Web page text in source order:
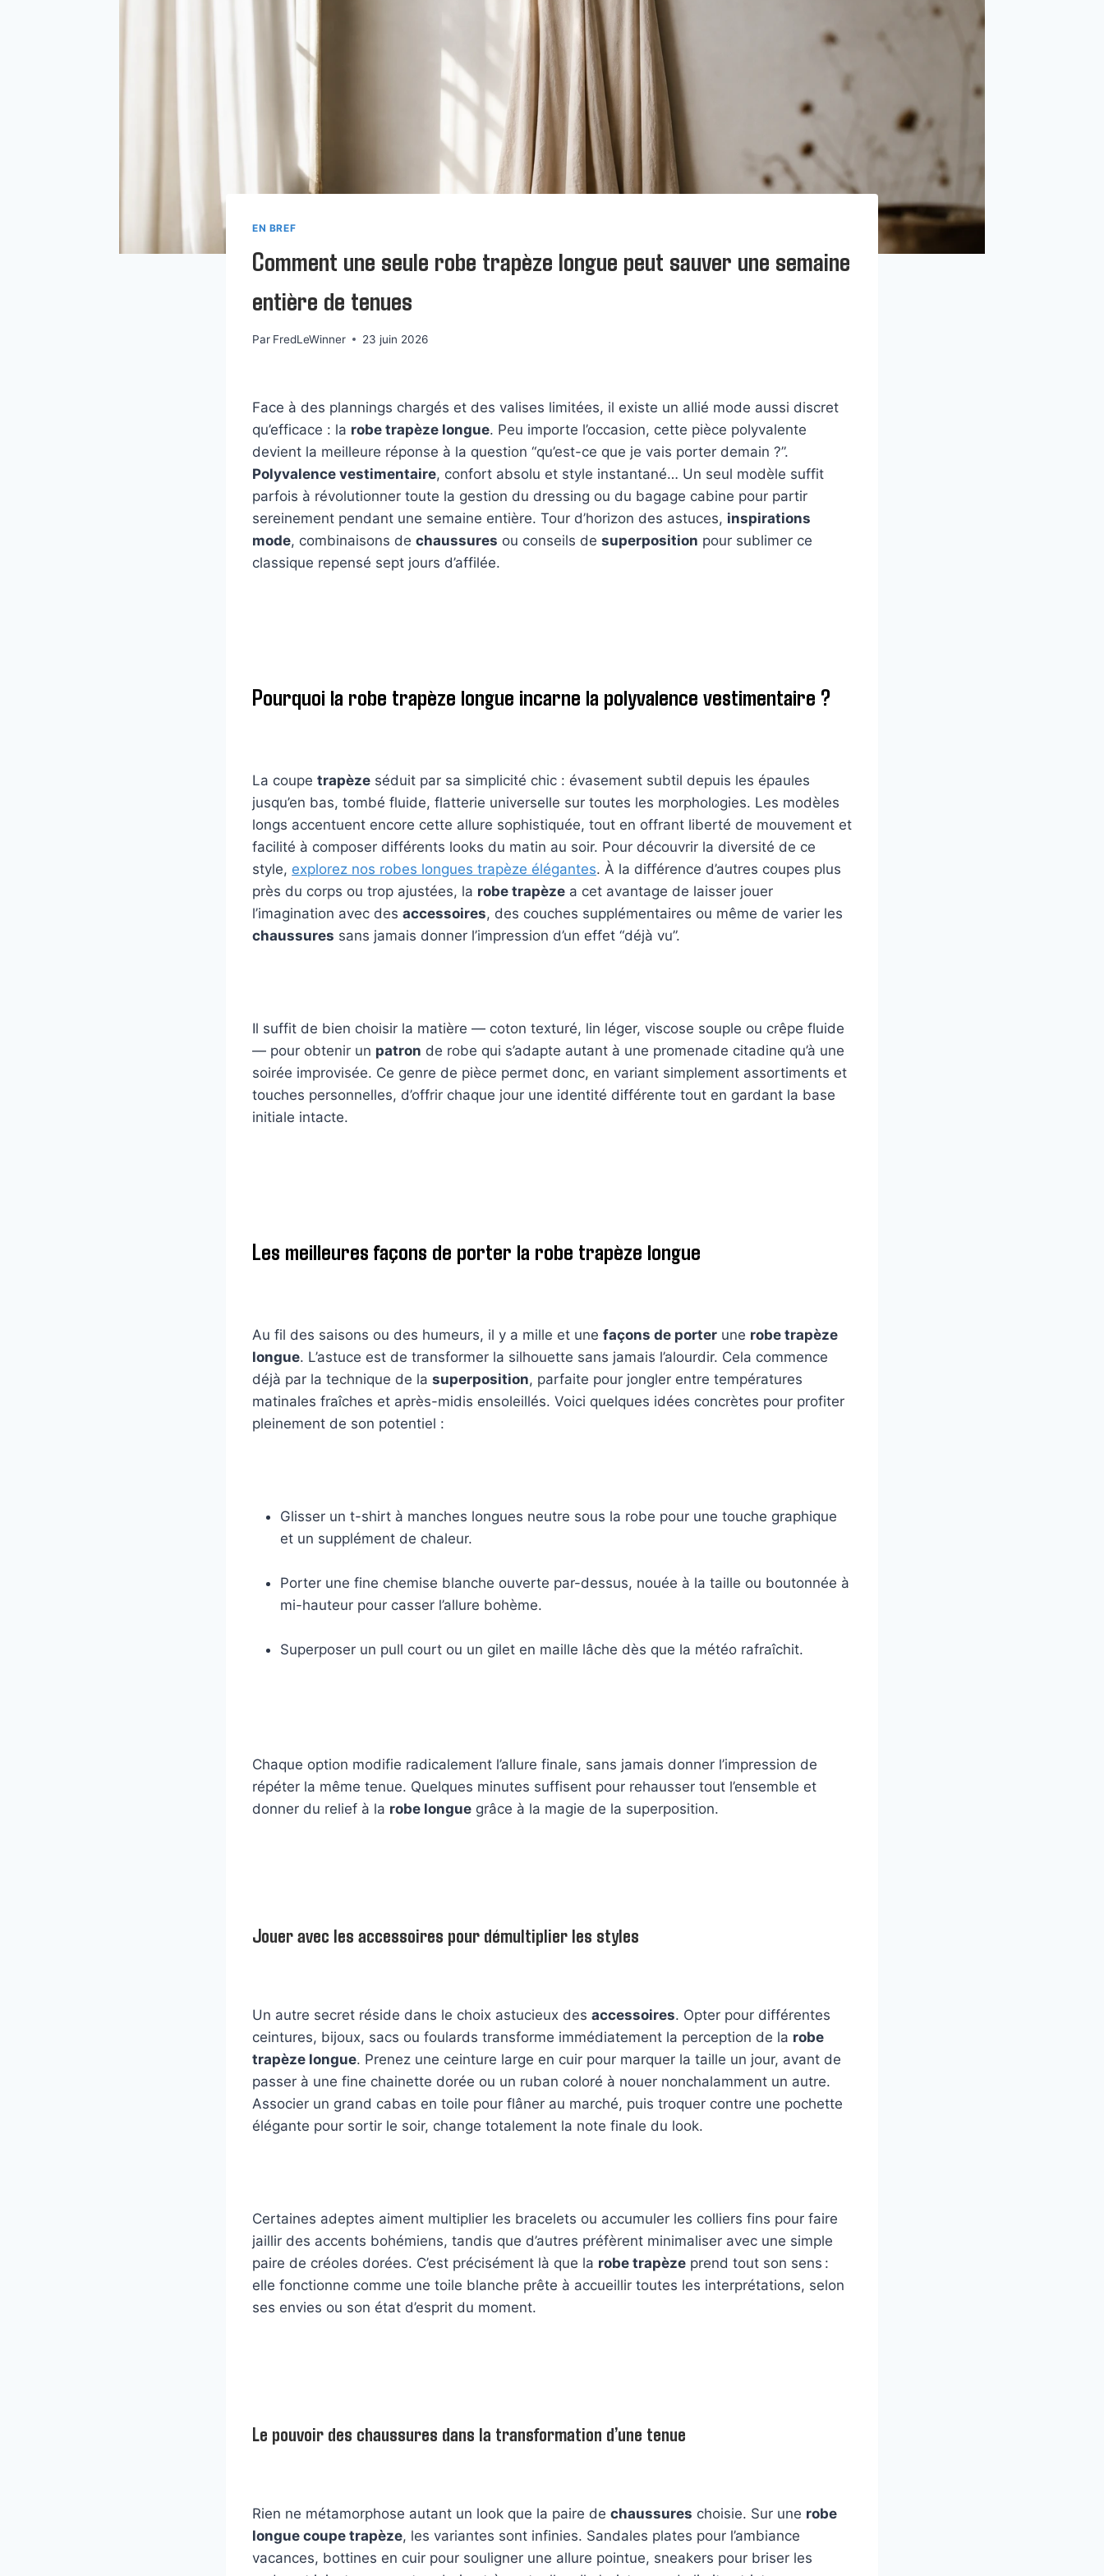
EN BREF
Comment une seule robe trapèze longue peut sauver une semaine
entière de tenues
Par FredLeWinner 23 juin 2026
Face à des plannings chargés et des valises limitées, il existe un allié mode aussi discret
qu’efficace : la robe trapèze longue. Peu importe l’occasion, cette pièce polyvalente
devient la meilleure réponse à la question “qu’est-ce que je vais porter demain ?”.
Polyvalence vestimentaire, confort absolu et style instantané… Un seul modèle suffit
parfois à révolutionner toute la gestion du dressing ou du bagage cabine pour partir
sereinement pendant une semaine entière. Tour d’horizon des astuces, inspirations
mode, combinaisons de chaussures ou conseils de superposition pour sublimer ce
classique repensé sept jours d’affilée.
Pourquoi la robe trapèze longue incarne la polyvalence vestimentaire ?
La coupe trapèze séduit par sa simplicité chic : évasement subtil depuis les épaules
jusqu’en bas, tombé fluide, flatterie universelle sur toutes les morphologies. Les modèles
longs accentuent encore cette allure sophistiquée, tout en offrant liberté de mouvement et
facilité à composer différents looks du matin au soir. Pour découvrir la diversité de ce
style, explorez nos robes longues trapèze élégantes. À la différence d’autres coupes plus
près du corps ou trop ajustées, la robe trapèze a cet avantage de laisser jouer
l’imagination avec des accessoires, des couches supplémentaires ou même de varier les
chaussures sans jamais donner l’impression d’un effet “déjà vu”.
Il suffit de bien choisir la matière — coton texturé, lin léger, viscose souple ou crêpe fluide
— pour obtenir un patron de robe qui s’adapte autant à une promenade citadine qu’à une
soirée improvisée. Ce genre de pièce permet donc, en variant simplement assortiments et
touches personnelles, d’offrir chaque jour une identité différente tout en gardant la base
initiale intacte.
Les meilleures façons de porter la robe trapèze longue
Au fil des saisons ou des humeurs, il y a mille et une façons de porter une robe trapèze
longue. L’astuce est de transformer la silhouette sans jamais l’alourdir. Cela commence
déjà par la technique de la superposition, parfaite pour jongler entre températures
matinales fraîches et après-midis ensoleillés. Voici quelques idées concrètes pour profiter
pleinement de son potentiel :
Glisser un t-shirt à manches longues neutre sous la robe pour une touche graphique
et un supplément de chaleur.
Porter une fine chemise blanche ouverte par-dessus, nouée à la taille ou boutonnée à
mi-hauteur pour casser l’allure bohème.
Superposer un pull court ou un gilet en maille lâche dès que la météo rafraîchit.
Chaque option modifie radicalement l’allure finale, sans jamais donner l’impression de
répéter la même tenue. Quelques minutes suffisent pour rehausser tout l’ensemble et
donner du relief à la robe longue grâce à la magie de la superposition.
Jouer avec les accessoires pour démultiplier les styles
Un autre secret réside dans le choix astucieux des accessoires. Opter pour différentes
ceintures, bijoux, sacs ou foulards transforme immédiatement la perception de la robe
trapèze longue. Prenez une ceinture large en cuir pour marquer la taille un jour, avant de
passer à une fine chainette dorée ou un ruban coloré à nouer nonchalamment un autre.
Associer un grand cabas en toile pour flâner au marché, puis troquer contre une pochette
élégante pour sortir le soir, change totalement la note finale du look.
Certaines adeptes aiment multiplier les bracelets ou accumuler les colliers fins pour faire
jaillir des accents bohémiens, tandis que d’autres préfèrent minimaliser avec une simple
paire de créoles dorées. C’est précisément là que la robe trapèze prend tout son sens :
elle fonctionne comme une toile blanche prête à accueillir toutes les interprétations, selon
ses envies ou son état d’esprit du moment.
Le pouvoir des chaussures dans la transformation d’une tenue
Rien ne métamorphose autant un look que la paire de chaussures choisie. Sur une robe
longue coupe trapèze, les variantes sont infinies. Sandales plates pour l’ambiance
vacances, bottines en cuir pour souligner une allure pointue, sneakers pour briser les